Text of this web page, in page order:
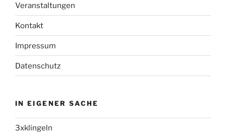
Veranstaltungen
Kontakt
Impressum
Datenschutz
IN EIGENER SACHE
3xklingeln